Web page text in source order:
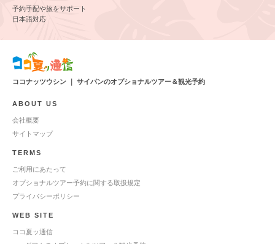
予約手配や旅をサポート
日本語対応
ココナッツウシン ｜ サイパンのオプショナルツアー＆観光予約
ABOUT US
会社概要
サイトマップ
TERMS
ご利用にあたって
オプショナルツアー予約に関する取扱規定
プライバシーポリシー
WEB SITE
ココ夏ッ通信